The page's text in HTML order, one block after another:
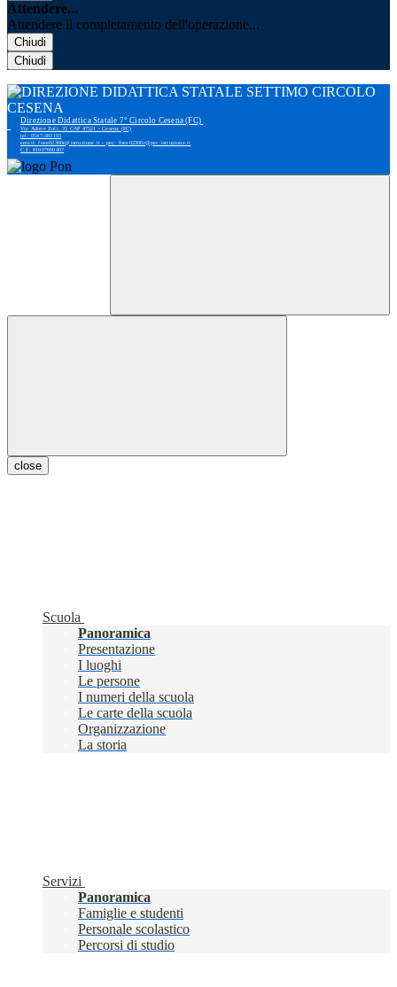
Attendere...
Attendere il completamento dell'operazione...
Chiudi
Chiudi
Direzione Didattica Statale 7° Circolo Cesena (FC)
Via Adone Zoli, 35 CAP 47521 - Cesena (FC)
tel: 0547-383193
email: foee02300r@istruzione.it - pec: foee02300r@pec.istruzione.it
C.F. 81007690407
close
Scuola
Panoramica
Presentazione
I luoghi
Le persone
I numeri della scuola
Le carte della scuola
Organizzazione
La storia
Servizi
Panoramica
Famiglie e studenti
Personale scolastico
Percorsi di studio